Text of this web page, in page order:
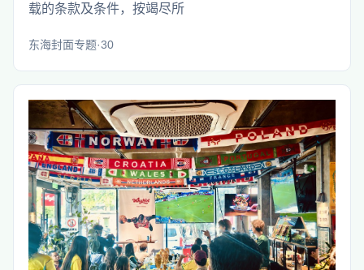
载的条款及条件，按竭尽所
东海封面专题·30